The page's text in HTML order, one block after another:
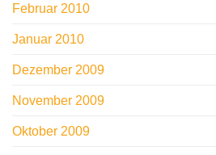
Februar 2010
Januar 2010
Dezember 2009
November 2009
Oktober 2009